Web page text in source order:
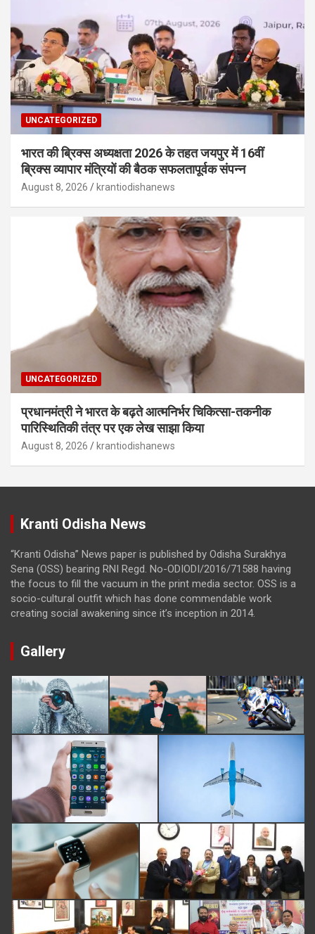
UNCATEGORIZED
भारत की ब्रिक्‍स अध्यक्षता 2026 के तहत जयपुर में 16वीं
ब्रिक्‍स व्यापार मंत्रियों की बैठक सफलतापूर्वक संपन्न
August 8, 2026 krantiodishanews
UNCATEGORIZED
प्रधानमंत्री ने भारत के बढ़ते आत्मनिर्भर चिकित्सा-तकनीक
पारिस्थितिकी तंत्र पर एक लेख साझा किया
August 8, 2026 krantiodishanews
Kranti Odisha News
“Kranti Odisha” News paper is published by Odisha Surakhya
Sena (OSS) bearing RNI Regd. No-ODIODI/2016/71588 having
the focus to fill the vacuum in the print media sector. OSS is a
socio-cultural outfit which has done commendable work
creating social awakening since it’s inception in 2014.
Gallery